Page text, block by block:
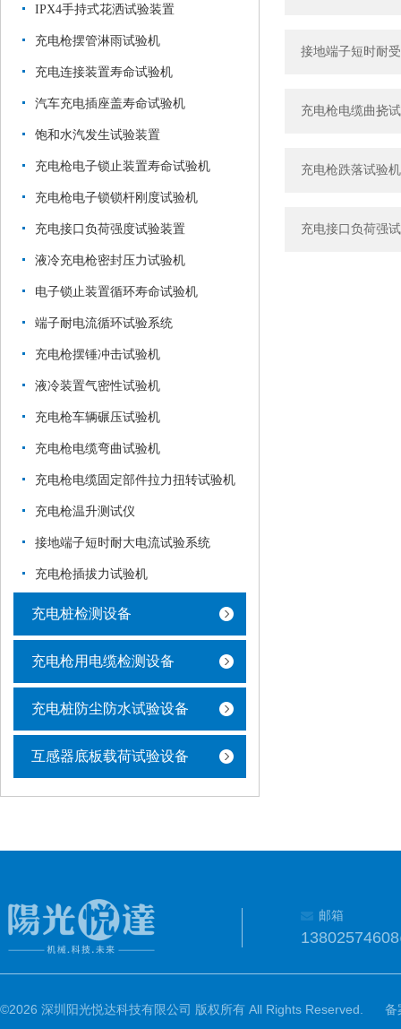
IPX4手持式花洒试验装置
充电枪摆管淋雨试验机
充电连接装置寿命试验机
汽车充电插座盖寿命试验机
饱和水汽发生试验装置
充电枪电子锁止装置寿命试验机
充电枪电子锁锁杆刚度试验机
充电接口负荷强度试验装置
液冷充电枪密封压力试验机
电子锁止装置循环寿命试验机
端子耐电流循环试验系统
充电枪摆锤冲击试验机
液冷装置气密性试验机
充电枪车辆碾压试验机
充电枪电缆弯曲试验机
充电枪电缆固定部件拉力扭转试验机
充电枪温升测试仪
接地端子短时耐大电流试验系统
充电枪插拔力试验机
充电桩检测设备
充电枪用电缆检测设备
充电桩防尘防水试验设备
互感器底板载荷试验设备
接地端子短时耐
充电枪电缆曲挠
充电枪跌落试验
充电接口负荷强
邮箱
©2026 深圳阳光悦达科技有限公司 版权所有 All Rights Reserved.
备